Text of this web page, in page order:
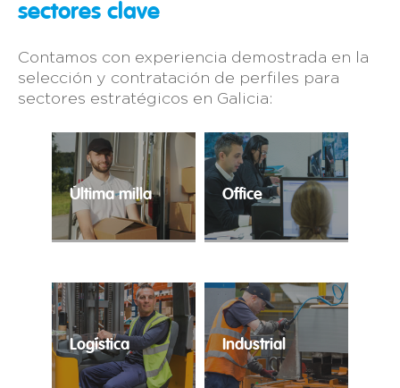
sectores clave
Contamos con experiencia demostrada en la
selección y contratación de perfiles para
sectores estratégicos en Galicia:
Última milla
El e-commerce ha
alcanzado cuotas
profesionales expertos
en la distribución
puerta a puerta.
Office
Contratación ágil para
la cobertura de
administrativos.
Logística
Trabajo temporal para
Industrial
Tu industria en las